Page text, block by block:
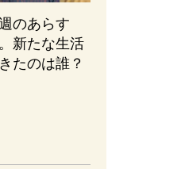
のあらす
新たな生活
たのは誰？